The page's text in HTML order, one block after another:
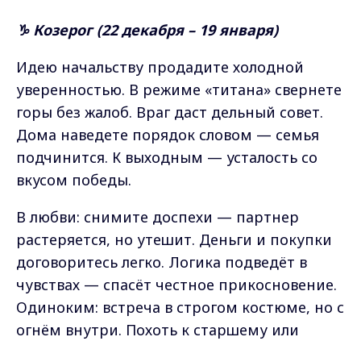
♑ Козерог (22 декабря – 19 января)
Идею начальству продадите холодной
уверенностью. В режиме «титана» свернете
горы без жалоб. Враг даст дельный совет.
Дома наведете порядок словом — семья
подчинится. К выходным — усталость со
вкусом победы.
В любви: снимите доспехи — партнер
растеряется, но утешит. Деньги и покупки
договоритесь легко. Логика подведёт в
чувствах — спасёт честное прикосновение.
Одиноким: встреча в строгом костюме, но с
огнём внутри. Похоть к старшему или